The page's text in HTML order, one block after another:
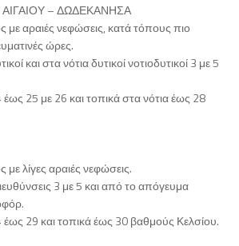
– ΔΩΔΕΚΑΝΗΣΑ
με αραιές νεφώσεις, κατά τόπους πιο
ώρες.
και στα νότια δυτικοί νοτιοδυτικοί 3 με 5
25 με 26 και τοπικά στα νότια έως 28
με λίγες αραιές νεφώσεις.
3 με 5 και από το απόγευμα
29 και τοπικά έως 30 βαθμούς Κελσίου.